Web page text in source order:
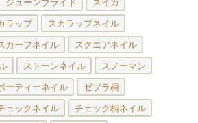
ジューンブライド スイカ
ラップ スカラップネイル
カーフネイル スクエアネイル
ストーンネイル スノーマン
ーティーネイル ゼブラ柄
ェックネイル チェック柄ネイル